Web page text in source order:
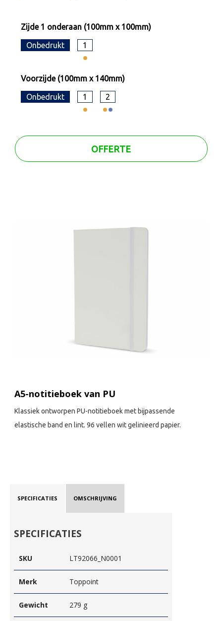
Zijde 1 onderaan (100mm x 100mm)
Onbedrukt 1
Voorzijde (100mm x 140mm)
Onbedrukt 1 2
OFFERTE
A5-notitieboek van PU
Klassiek ontworpen PU-notitieboek met bijpassende
elastische band en lint. 96 vellen wit gelinieerd papier.
SPECIFICATIES OMSCHRIJVING
SPECIFICATIES
SKU LT92066_N0001
Merk Toppoint
Gewicht 279 g